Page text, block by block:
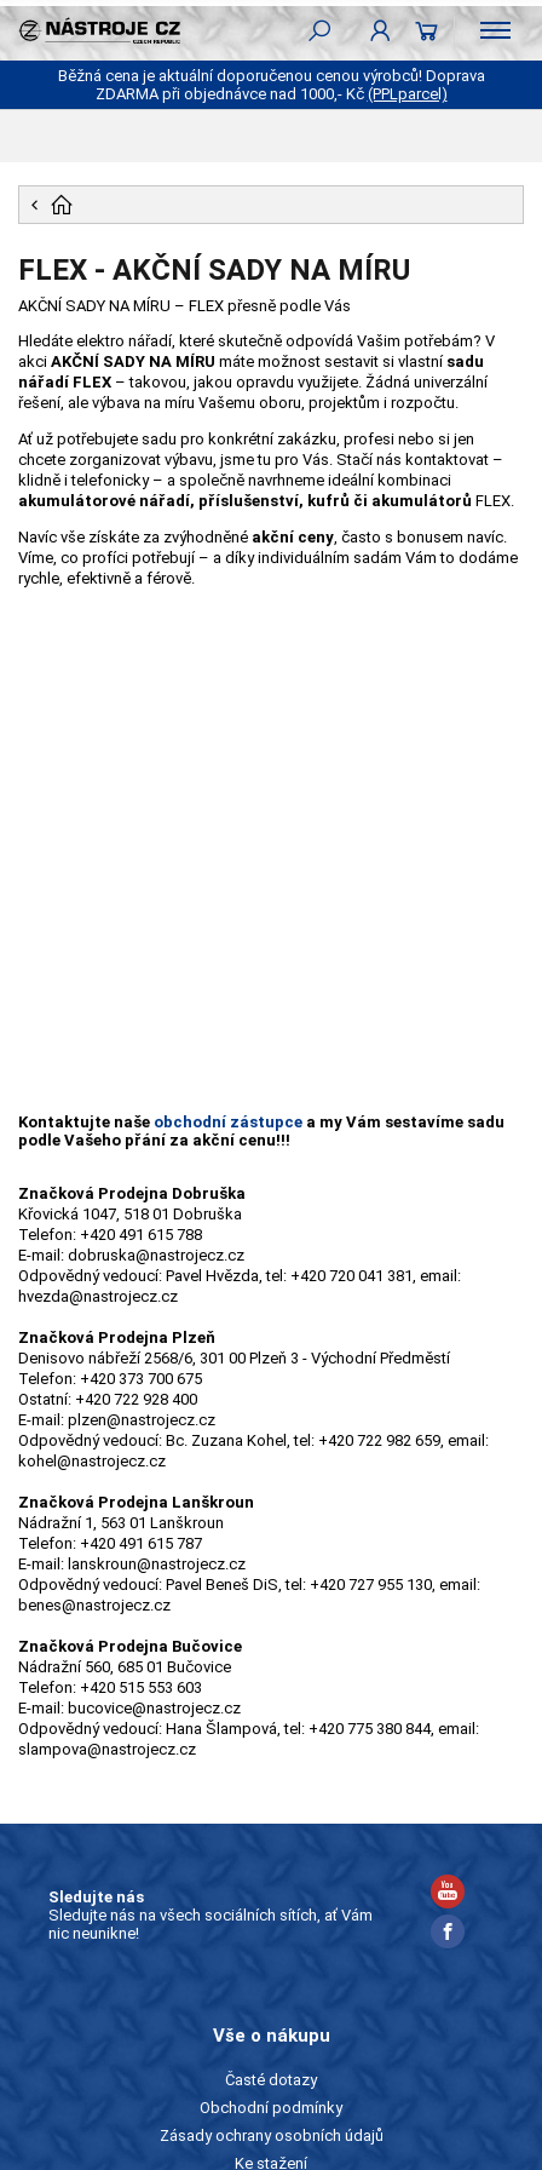
Běžná cena je aktuální doporučenou cenou výrobců! Doprava
ZDARMA při objednávce nad 1000,- Kč (PPLparcel)
FLEX - AKČNÍ SADY NA MÍRU
AKČNÍ SADY NA MÍRU – FLEX přesně podle Vás
Hledáte elektro nářadí, které skutečně odpovídá Vašim potřebám? V
akci AKČNÍ SADY NA MÍRU máte možnost sestavit si vlastní sadu
nářadí FLEX – takovou, jakou opravdu využijete. Žádná univerzální
řešení, ale výbava na míru Vašemu oboru, projektům i rozpočtu.
Ať už potřebujete sadu pro konkrétní zakázku, profesi nebo si jen
chcete zorganizovat výbavu, jsme tu pro Vás. Stačí nás kontaktovat –
klidně i telefonicky – a společně navrhneme ideální kombinaci
akumulátorové nářadí, příslušenství, kufrů či akumulátorů FLEX.
Navíc vše získáte za zvýhodněné akční ceny, často s bonusem navíc.
Víme, co profíci potřebují – a díky individuálním sadám Vám to dodáme
rychle, efektivně a férově.
Kontaktujte naše obchodní zástupce a my Vám sestavíme sadu
podle Vašeho přání za akční cenu!!!
Značková Prodejna Dobruška
Křovická 1047, 518 01 Dobruška
Telefon: +420 491 615 788
E-mail: dobruska@nastrojecz.cz
Odpovědný vedoucí: Pavel Hvězda, tel: +420 720 041 381, email:
hvezda@nastrojecz.cz
Značková Prodejna Plzeň
Denisovo nábřeží 2568/6, 301 00 Plzeň 3 - Východní Předměstí
Telefon: +420 373 700 675
Ostatní: +420 722 928 400
E-mail: plzen@nastrojecz.cz
Odpovědný vedoucí: Bc. Zuzana Kohel, tel: +420 722 982 659, email:
kohel@nastrojecz.cz
Značková Prodejna Lanškroun
Nádražní 1, 563 01 Lanškroun
Telefon: +420 491 615 787
E-mail: lanskroun@nastrojecz.cz
Odpovědný vedoucí: Pavel Beneš DiS, tel: +420 727 955 130, email:
benes@nastrojecz.cz
Značková Prodejna Bučovice
Nádražní 560, 685 01 Bučovice
Telefon: +420 515 553 603
E-mail: bucovice@nastrojecz.cz
Odpovědný vedoucí: Hana Šlampová, tel: +420 775 380 844, email:
slampova@nastrojecz.cz
Sledujte nás
Sledujte nás na všech sociálních sítích, ať Vám
nic neunikne!
Vše o nákupu
Časté dotazy
Obchodní podmínky
Zásady ochrany osobních údajů
Ke stažení